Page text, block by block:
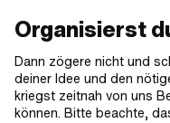
Organisierst
Dann zögere nicht und
deiner Idee und den
kriegst zeitnah von uns
können. Bitte beachte,